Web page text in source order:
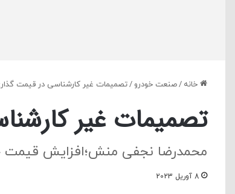
خانه /صنعت خودرو /تصمیمات غیر کارشناسی در قیمت
تصمیمات غیر
محمدرضا نجفی منش؛افزایش
8 آوریل 2023